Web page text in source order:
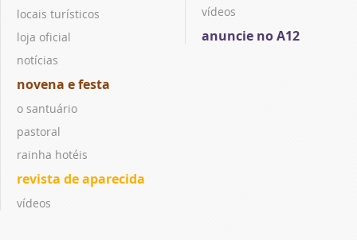
locais turísticos
loja oficial
notícias
novena e festa
o santuário
pastoral
rainha hotéis
revista de aparecida
vídeos
vídeos
anuncie no A12